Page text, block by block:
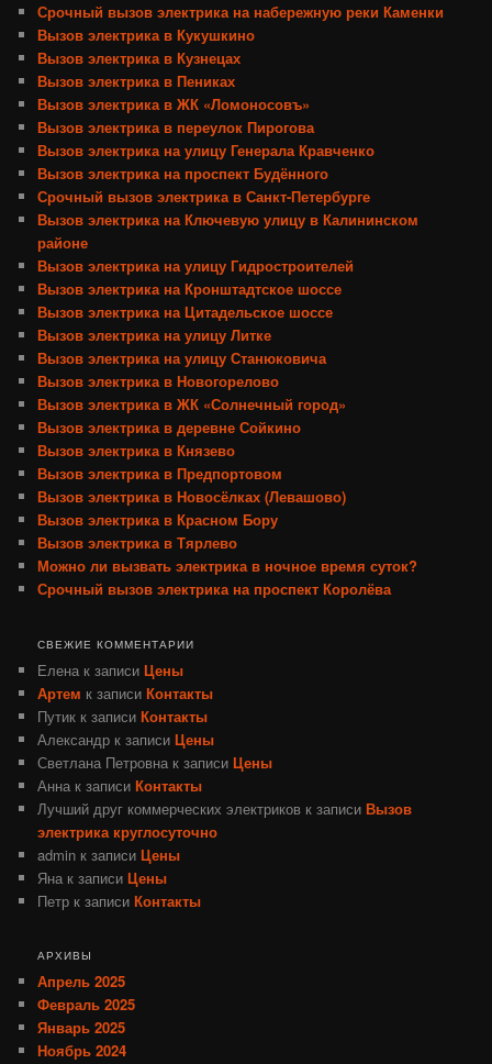
Срочный вызов электрика на набережную реки Каменки
Вызов электрика в Кукушкино
Вызов электрика в Кузнецах
Вызов электрика в Пениках
Вызов электрика в ЖК «Ломоносовъ»
Вызов электрика в переулок Пирогова
Вызов электрика на улицу Генерала Кравченко
Вызов электрика на проспект Будённого
Срочный вызов электрика в Санкт-Петербурге
Вызов электрика на Ключевую улицу в Калининском
районе
Вызов электрика на улицу Гидростроителей
Вызов электрика на Кронштадтское шоссе
Вызов электрика на Цитадельское шоссе
Вызов электрика на улицу Литке
Вызов электрика на улицу Станюковича
Вызов электрика в Новогорелово
Вызов электрика в ЖК «Солнечный город»
Вызов электрика в деревне Сойкино
Вызов электрика в Князево
Вызов электрика в Предпортовом
Вызов электрика в Новосёлках (Левашово)
Вызов электрика в Красном Бору
Вызов электрика в Тярлево
Можно ли вызвать электрика в ночное время суток?
Срочный вызов электрика на проспект Королёва
СВЕЖИЕ КОММЕНТАРИИ
Елена к записиЦены
Артем к записиКонтакты
Путик к записиКонтакты
Александр к записиЦены
Светлана Петровна к записиЦены
Анна к записиКонтакты
Лучший друг коммерческих электриков к записиВызов
электрика круглосуточно
admin к записиЦены
Яна к записиЦены
Петр к записиКонтакты
АРХИВЫ
Апрель 2025
Февраль 2025
Январь 2025
Ноябрь 2024